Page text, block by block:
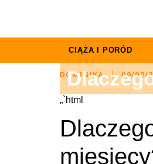
CIĄŻA I PORÓD
DOMINIKA 09/02/
„`html